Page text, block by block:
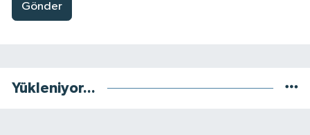
Gönder
Yükleniyor...